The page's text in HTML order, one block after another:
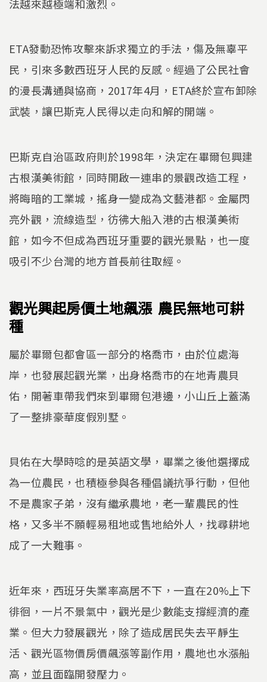
法越來越極端和激烈。
ETA發動恐怖攻擊來訴求獨立的手法，傷及無辜平
民，引來多數西班牙人民的反感。經過了公民社會
的漫長溝通與協商，2017年4月，ETA終於宣布卸除
武裝，讓巴斯克人民得以走向和解的開端。
巴斯克自治區政府則於1998年，決定在畢爾包興建
古根漢美術館，同時開啟一連串的景觀改造工程，
將晦暗的工業城，搖身一變成為文藝港都。金屬閃
亮外觀，流線造型，彷彿大船入港的古根漢美術
館，如今不但成為西班牙重要的觀光景點，也一度
吸引不少台灣的地方首長前往取經。
觀光興起房價土地飆漲 農民無地可耕
種
屬於畢爾包都會區一部分的格喬市，由於位處海
岸，也發展起觀光業，出身格喬市的在地青農貝
佑，開著車帶我們來到畢爾包港邊，小山丘上蓋滿
了一整排豪華度假別墅。
貝佑在大學時唸的是英語文學，畢業之後他選擇成
為一位農民，也積極參與各種倡議抗爭行動，但他
不是農家子弟，沒有繼承農地，老一輩農民的性
格，又多半不願輕易租地或售地給外人，找尋耕地
成了一大難事。
近年來，西班牙失業率高居不下，一直在20%上下
徘徊，一片不景氣中，觀光是少數能支撐經濟的產
業。但大力發展觀光，除了造成居民失去平靜生
活、觀光區物價房價飆漲等副作用，農地也水漲船
高，並且面臨開發壓力。